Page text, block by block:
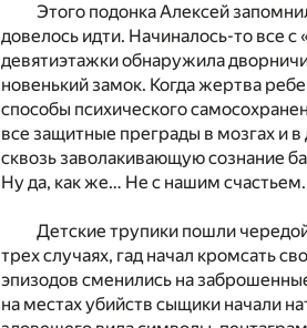
Этого подонка Алексей
довелось идти. Начиналось-то все
девятиэтажки обнаружила
новенький замок. Когда жертва
способы психического
все защитные преграды в мозгах и
сквозь заволакивающую сознание
Ну да, как же… Не с нашим счастьем.
Детские трупики пошли
трех случаях, гад начал кромсать
эпизодов сменились на
на местах убийств сыщики начали